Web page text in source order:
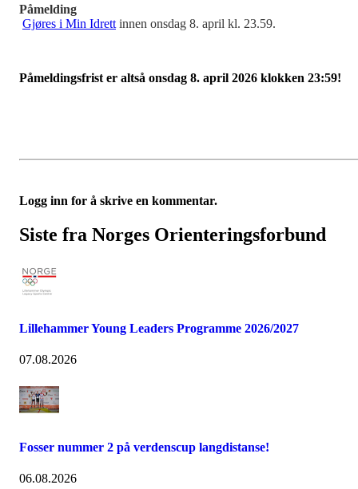
Påmelding
Gjøres i Min Idrett innen onsdag 8. april kl. 23.59.
Påmeldingsfrist er altså onsdag 8. april 2026 klokken 23:59!
Logg inn for å skrive en kommentar.
Siste fra Norges Orienteringsforbund
Lillehammer Young Leaders Programme 2026/2027
07.08.2026
Fosser nummer 2 på verdenscup langdistanse!
06.08.2026